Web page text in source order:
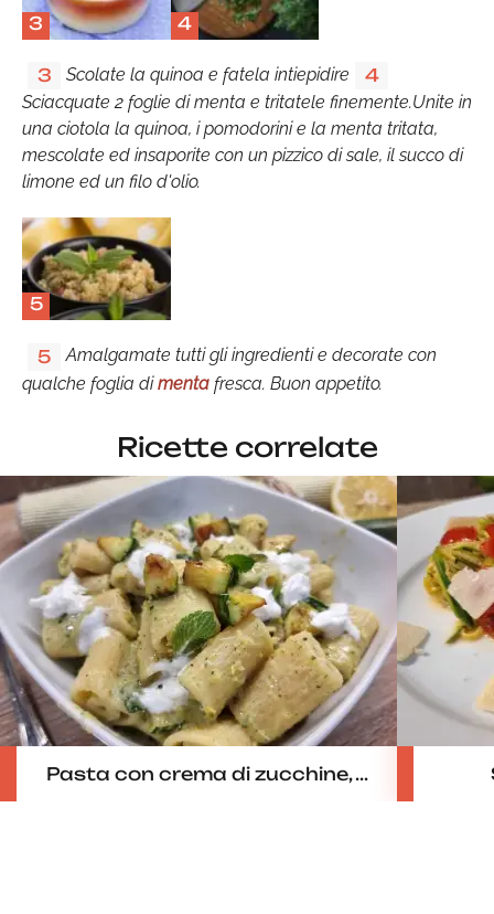
3 4
3 Scolate la quinoa e fatela intiepidire 4
Sciacquate 2 foglie di menta e tritatele finemente.Unite in
una ciotola la quinoa, i pomodorini e la menta tritata,
mescolate ed insaporite con un pizzico di sale, il succo di
limone ed un filo d'olio.
5
5
Amalgamate tutti gli ingredienti e decorate con
qualche foglia dimenta fresca. Buon appetito.
Ricette correlate
Pasta con crema di zucchine, ...